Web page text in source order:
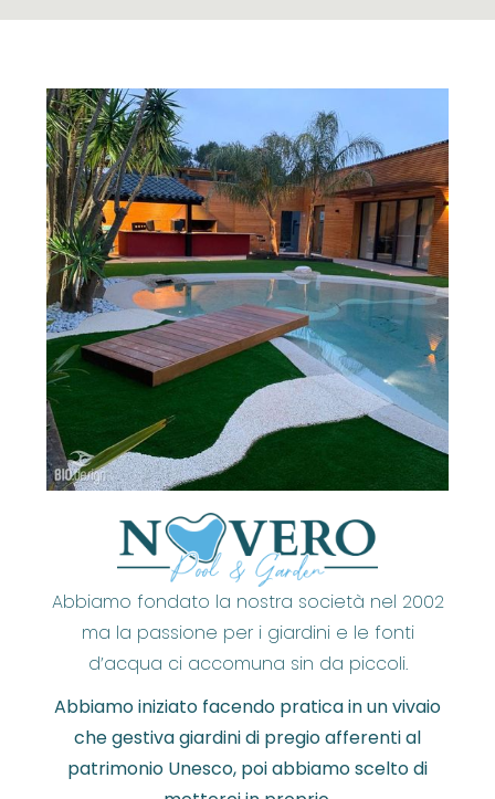
Abbiamo fondato la nostra società nel 2002
ma la passione per i giardini e le fonti
d’acqua ci accomuna sin da piccoli.
Abbiamo iniziato facendo pratica in un vivaio
che gestiva giardini di pregio afferenti al
patrimonio Unesco, poi abbiamo scelto di